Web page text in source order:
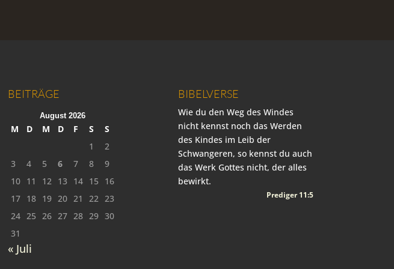
BEITRÄGE
August 2026
M D M D F S
S
1
2
3
4 5 6 7 8
9
10
11 12 13 14 15
16
17
18 19 20 21 22 23
24 25 26 27 28 29 30
31
« Juli
BIBELVERSE
Wie du den Weg des Windes
nicht kennst noch das Werden
des Kindes im Leib der
Schwangeren, so kennst du auch
das Werk Gottes nicht, der alles
bewirkt.
Prediger 11:5